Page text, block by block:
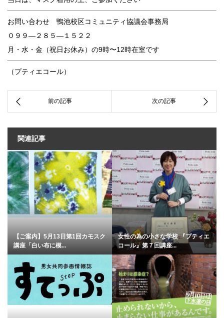
お問い合わせ 鴨池校区コミュニティ協議会事務局
０９９—２８５—１５２２
月・水・金（祝日お休み）の9時〜12時在室です
（プティエコール）
関連記事
【ご案内】5月13日第1回カモスク
講座「白い布に模...
女性の為の小さな学校 『プティエ
コール』第７回講座...